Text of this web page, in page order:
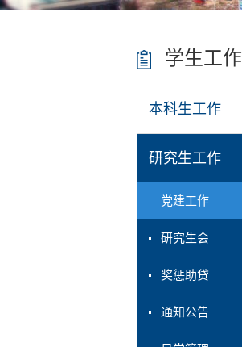
学生工作
本科生工作
研究生工作
党建工作
研究生会
奖惩助贷
通知公告